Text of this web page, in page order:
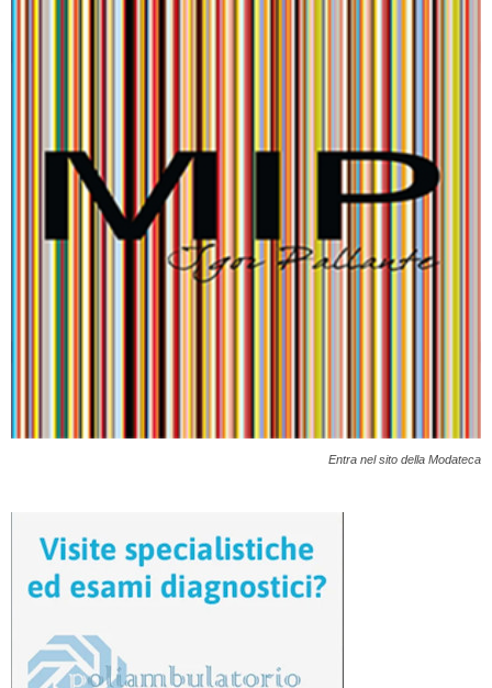
Entra nel sito della Modateca